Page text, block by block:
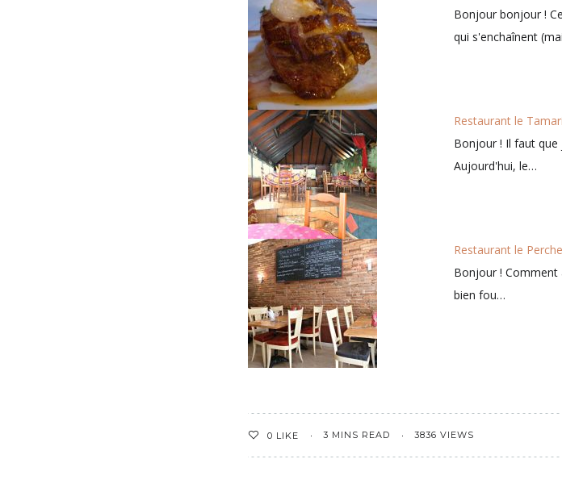
Bonjour bonjour !
qui s'enchaînent
Restaurant le
Bonjour ! Il faut que
Aujourd'hui, le…
Restaurant le
Bonjour ! Comment
bien fou…
0 LIKE 3 MINS READ 3836 VIEWS